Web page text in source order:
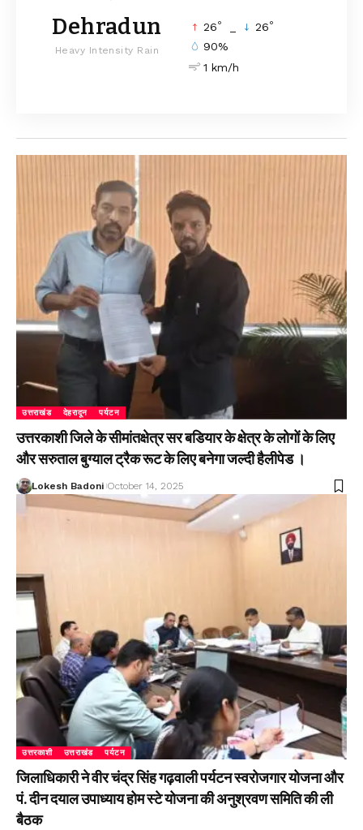
Dehradun
Heavy Intensity Rain
26° 26°
90%
1 km/h
उत्तराखंड देहरादून पर्यटन
उत्तरकाशी जिले के सीमांतक्षेत्र सर बडियार के क्षेत्र के लोगों के लिए
और सरुताल बुग्याल ट्रैक रूट के लिए बनेगा जल्दी हैलीपेड ।
Lokesh Badoni October 14, 2025
उत्तरकाशी उत्तराखंड पर्यटन
जिलाधिकारी ने वीर चंद्र सिंह गढ़वाली पर्यटन स्वरोजगार योजना और
पं. दीन दयाल उपाध्याय होम स्टे योजना की अनुश्रवण समिति की ली
बैठक